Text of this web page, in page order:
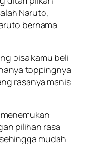
Naruto,
bernama
bisa kamu beli
toppingnya
rasanya manis
pilihan rasa
mudah